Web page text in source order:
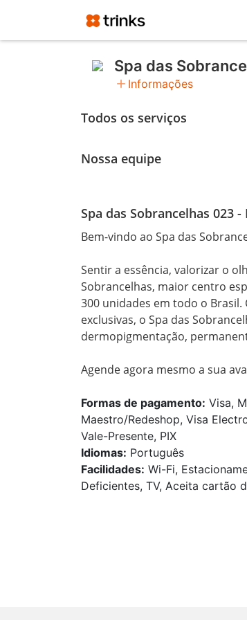
Spa das
add Informações
Todos os serviços
Nossa equipe
Spa das Sobrancelhas 023 -
Bem-vindo ao Spa das
Sentir a essência, valorizar o
Sobrancelhas, maior centro
300 unidades em todo o
exclusivas, o Spa das
dermopigmentação,
Agende agora mesmo a sua
Formas de pagamento: Visa,
Maestro/Redeshop, Visa
Vale-Presente, PIX
Idiomas: Português
Facilidades: Wi-Fi,
Deficientes, TV, Aceita cartão